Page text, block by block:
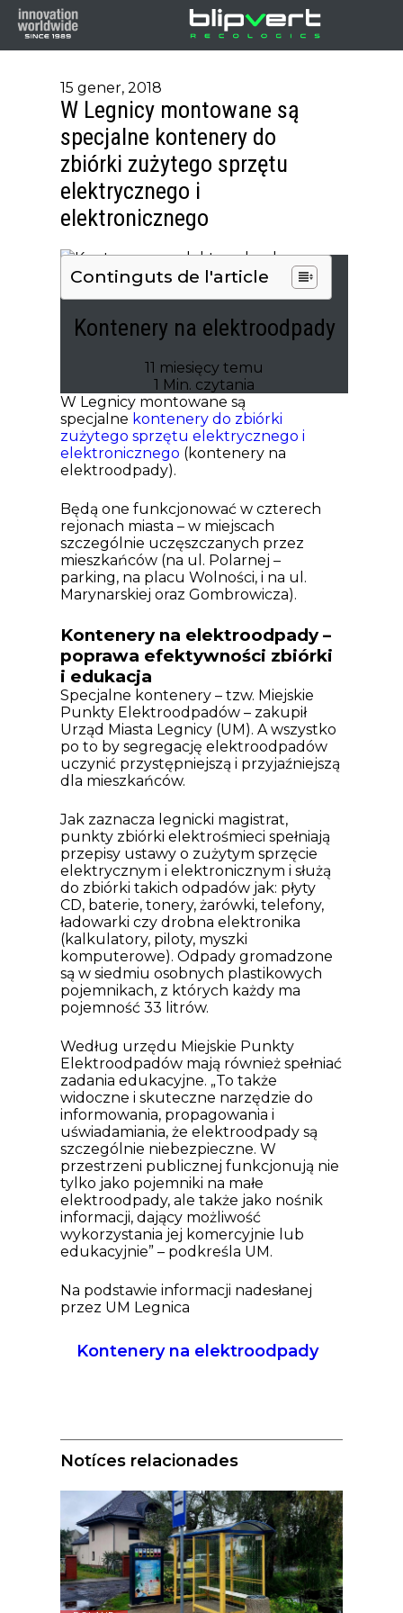
15 gener, 2018
W Legnicy montowane są
specjalne kontenery do
zbiórki zużytego sprzętu
elektrycznego i
elektronicznego
Udostępnij to!
Continguts de l'article
Kontenery na elektroodpady
11 miesięcy temu
1 Min. czytania
W Legnicy montowane są
specjalne kontenery do zbiórki
zużytego sprzętu elektrycznego i
elektronicznego (kontenery na
elektroodpady).
Będą one funkcjonować w czterech
rejonach miasta – w miejscach
szczególnie uczęszczanych przez
mieszkańców (na ul. Polarnej –
parking, na placu Wolności, i na ul.
Marynarskiej oraz Gombrowicza).
Kontenery na elektroodpady –
poprawa efektywności zbiórki
i edukacja
Specjalne kontenery – tzw. Miejskie
Punkty Elektroodpadów – zakupił
Urząd Miasta Legnicy (UM). A wszystko
po to by segregację elektroodpadów
uczynić przystępniejszą i przyjaźniejszą
dla mieszkańców.
Jak zaznacza legnicki magistrat,
punkty zbiórki elektrośmieci spełniają
przepisy ustawy o zużytym sprzęcie
elektrycznym i elektronicznym i służą
do zbiórki takich odpadów jak: płyty
CD, baterie, tonery, żarówki, telefony,
ładowarki czy drobna elektronika
(kalkulatory, piloty, myszki
komputerowe). Odpady gromadzone
są w siedmiu osobnych plastikowych
pojemnikach, z których każdy ma
pojemność 33 litrów.
Według urzędu Miejskie Punkty
Elektroodpadów mają również spełniać
zadania edukacyjne. „To także
widoczne i skuteczne narzędzie do
informowania, propagowania i
uświadamiania, że elektroodpady są
szczególnie niebezpieczne. W
przestrzeni publicznej funkcjonują nie
tylko jako pojemniki na małe
elektroodpady, ale także jako nośnik
informacji, dający możliwość
wykorzystania jej komercyjnie lub
edukacyjnie” – podkreśla UM.
Na podstawie informacji nadesłanej
przez UM Legnica
Kontenery na elektroodpady
Notíces relacionades